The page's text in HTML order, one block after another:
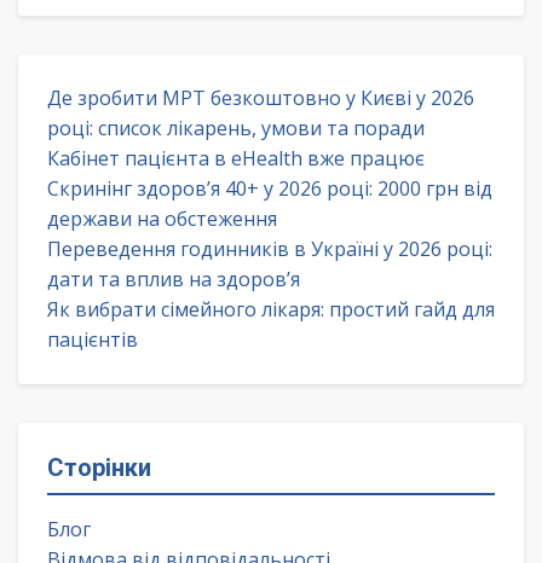
Де зробити МРТ безкоштовно у Києві у 2026
році: список лікарень, умови та поради
Кабінет пацієнта в eHealth вже працює
Скринінг здоров’я 40+ у 2026 році: 2000 грн від
держави на обстеження
Переведення годинників в Україні у 2026 році:
дати та вплив на здоров’я
Як вибрати сімейного лікаря: простий гайд для
пацієнтів
Сторінки
Блог